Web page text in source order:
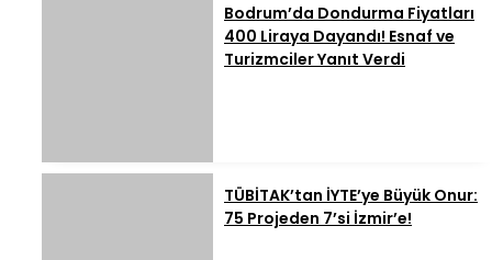
Bodrum’da Dondurma Fiyatları
400 Liraya Dayandı! Esnaf ve
Turizmciler Yanıt Verdi
TÜBİTAK’tan İYTE’ye Büyük Onur:
75 Projeden 7’si İzmir’e!